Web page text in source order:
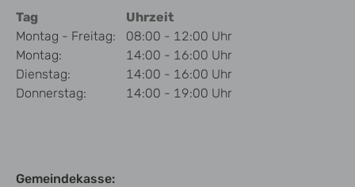
Tag
Uhrzeit
Montag - Freitag:
08:00 - 12:00 Uhr
Montag:
14:00 - 16:00 Uhr
Dienstag:
14:00 - 16:00 Uhr
Donnerstag:
14:00 - 19:00 Uhr
Gemeindekasse: